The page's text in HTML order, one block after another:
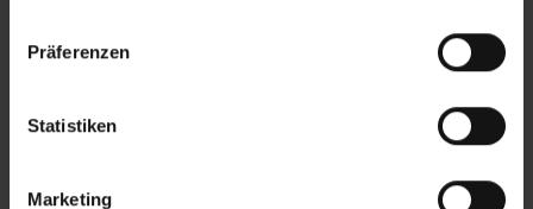
Präferenzen
Statistiken
Marketing